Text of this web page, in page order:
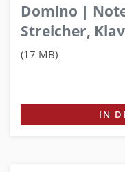
Domino |
Streicher,
(17 MB)
IN